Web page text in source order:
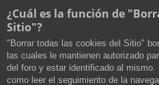
¿Cuál es la función de
Sitio"?
"Borrar todas las cookies del Sitio"
las cuales le mantienen autorizado
del foro y estar identificado al
como leer el seguimiento de la